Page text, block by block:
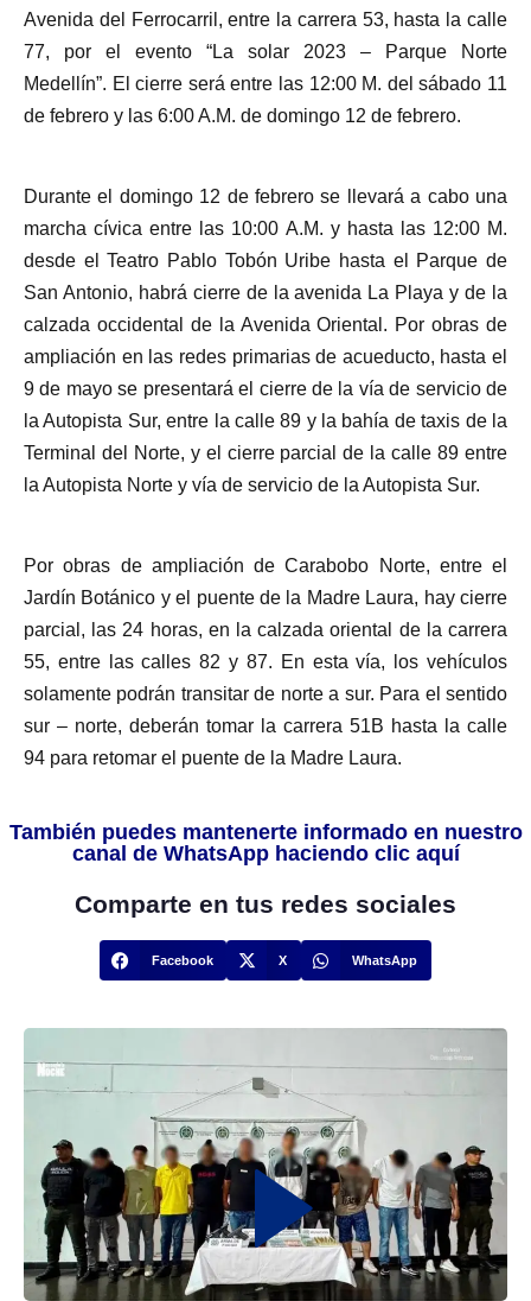
Avenida del Ferrocarril, entre la carrera 53, hasta la calle
77, por el evento “La solar 2023 – Parque Norte
Medellín”. El cierre será entre las 12:00 M. del sábado 11
de febrero y las 6:00 A.M. de domingo 12 de febrero.
Durante el domingo 12 de febrero se llevará a cabo una
marcha cívica entre las 10:00 A.M. y hasta las 12:00 M.
desde el Teatro Pablo Tobón Uribe hasta el Parque de
San Antonio, habrá cierre de la avenida La Playa y de la
calzada occidental de la Avenida Oriental. Por obras de
ampliación en las redes primarias de acueducto, hasta el
9 de mayo se presentará el cierre de la vía de servicio de
la Autopista Sur, entre la calle 89 y la bahía de taxis de la
Terminal del Norte, y el cierre parcial de la calle 89 entre
la Autopista Norte y vía de servicio de la Autopista Sur.
Por obras de ampliación de Carabobo Norte, entre el
Jardín Botánico y el puente de la Madre Laura, hay cierre
parcial, las 24 horas, en la calzada oriental de la carrera
55, entre las calles 82 y 87. En esta vía, los vehículos
solamente podrán transitar de norte a sur. Para el sentido
sur – norte, deberán tomar la carrera 51B hasta la calle
94 para retomar el puente de la Madre Laura.
También puedes mantenerte informado en nuestro
canal de WhatsApp haciendo clic aquí
Comparte en tus redes sociales
Facebook X WhatsApp